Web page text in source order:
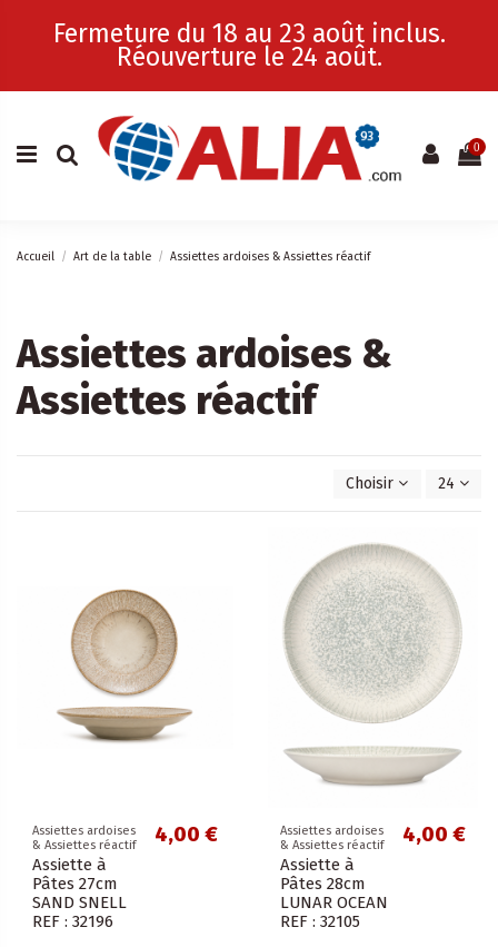
Fermeture du 18 au 23 août inclus.
Réouverture le 24 août.
0
Accueil Art de la table Assiettes ardoises & Assiettes réactif
Assiettes ardoises &
Assiettes réactif
Choisir 24
Assiettes ardoises
& Assiettes réactif
Assiette à
Pâtes 27cm
SAND SNELL
REF : 32196
4,00 €
Assiettes ardoises
& Assiettes réactif
Assiette à
Pâtes 28cm
LUNAR OCEAN
REF : 32105
4,00 €